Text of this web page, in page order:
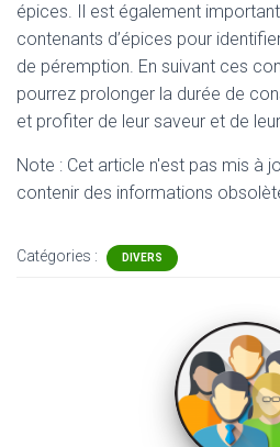
épices. Il est également important
contenants d’épices pour
de péremption. En suivant ces
pourrez prolonger la durée de
et profiter de leur saveur et de
Note : Cet article n'est pas mis à
contenir des informations
Catégories : DIVERS